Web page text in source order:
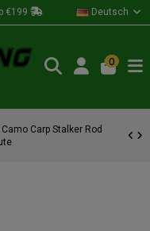
€199 Deutsch
0
Camo Carp Stalker Rod